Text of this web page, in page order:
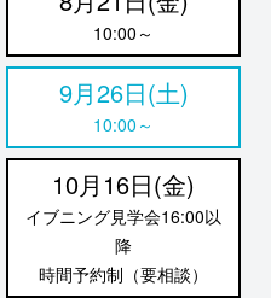
10:00～
9月26日(土)
10:00～
10月16日(金)
イブニング見学会16:00以
降
時間予約制（要相談）